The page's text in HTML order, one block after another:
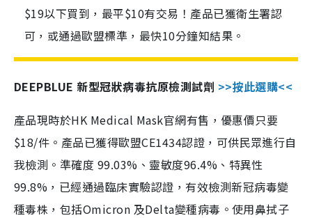
$19以下買到，最平$10有交易！產品已獲衛生署認
可，或通過歐盟標準，最快10分鐘知結果。
DEEPBLUE 新型冠狀病毒抗原檢測試劑 >>按此選購<<
產品現時於HK Medical Mask官網有售，優惠價只要
$18/件。產品已獲得歐盟CE1434認證，可供民眾進行自
我檢測。準確度 99.03%、靈敏度96.4%、特異性
99.8%，已經通過臨床實驗認證，有效檢測新冠病毒變
種毒株，包括Omicron 及Delta變種病毒。使用鼻拭子